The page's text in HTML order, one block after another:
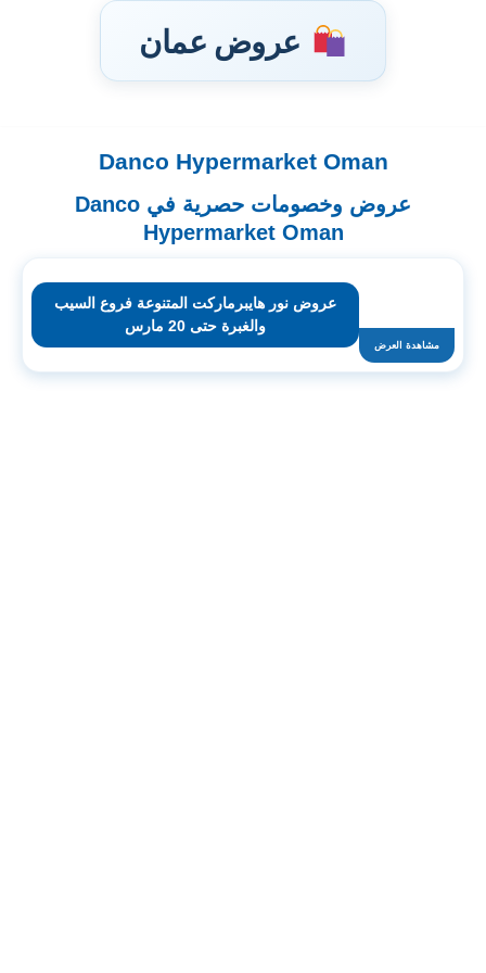
عروض عمان
Danco Hypermarket Oman
عروض وخصومات حصرية في Danco
Hypermarket Oman
مشاهدة العرض
عروض نور هايبرماركت المتنوعة فروع السيب
والغبرة حتى 20 مارس